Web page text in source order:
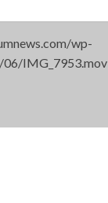
wp-
IMG_7953.mov